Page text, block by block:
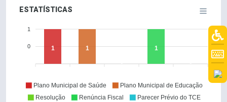
ESTATÍSTICAS
1
0 1
1
1
Plano Municipal de Saúde
Plano Municipal de Educação
Resolução
Renúncia Fiscal Parecer Prévio do TCE